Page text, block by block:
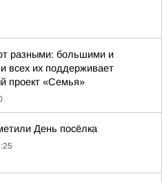
разными: большими и
всех их поддерживает
проект «Семья»
День посёлка